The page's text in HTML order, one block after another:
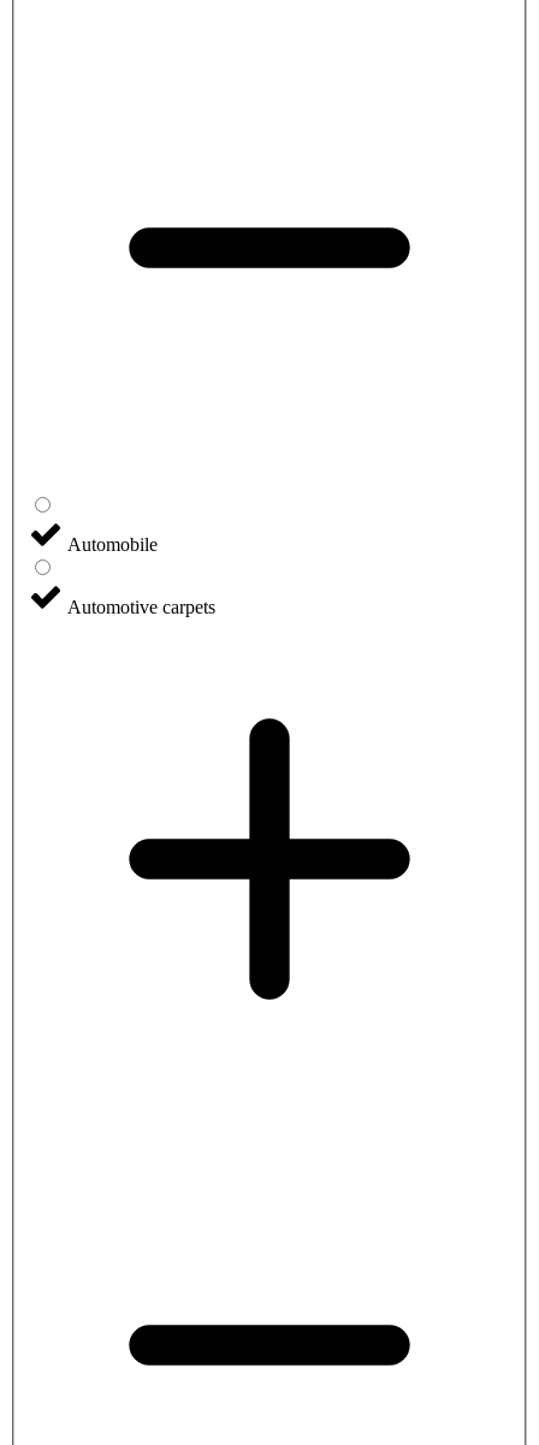
Automobile
Automotive carpets